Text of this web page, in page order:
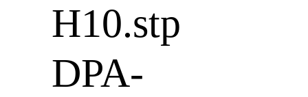
H10.stp
DPA-